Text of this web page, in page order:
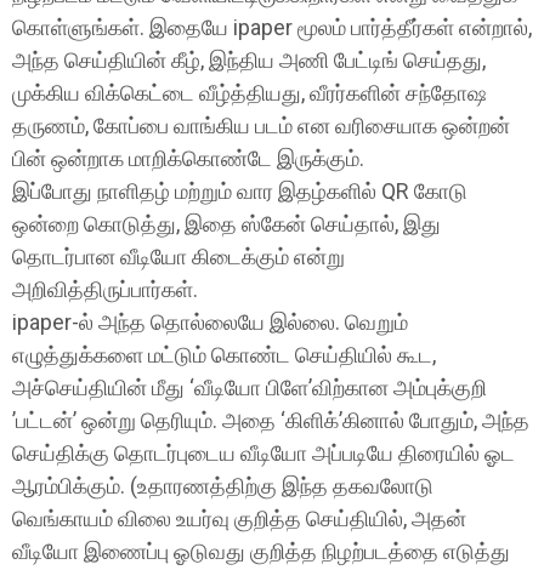
கொள்ளுங்கள். இதையே ipaper மூலம் பார்த்தீர்கள் என்றால்,
அந்த செய்தியின் கீழ், இந்திய அணி பேட்டிங் செய்தது,
முக்கிய விக்கெட்டை வீழ்த்தியது, வீரர்களின் சந்தோஷ
தருணம், கோப்பை வாங்கிய படம் என வரிசையாக ஒன்றன்
பின் ஒன்றாக மாறிக்கொண்டே இருக்கும்.
இப்போது நாளிதழ் மற்றும் வார இதழ்களில் QR கோடு
ஒன்றை கொடுத்து, இதை ஸ்கேன் செய்தால், இது
தொடர்பான வீடியோ கிடைக்கும் என்று
அறிவித்திருப்பார்கள்.
ipaper-ல் அந்த தொல்லையே இல்லை. வெறும்
எழுத்துக்களை மட்டும் கொண்ட செய்தியில் கூட,
அச்செய்தியின் மீது ‘வீடியோ பிளே’விற்கான அம்புக்குறி
’பட்டன்’ ஒன்று தெரியும். அதை ‘கிளிக்’கினால் போதும், அந்த
செய்திக்கு தொடர்புடைய வீடியோ அப்படியே திரையில் ஓட
ஆரம்பிக்கும். (உதாரணத்திற்கு இந்த தகவலோடு
வெங்காயம் விலை உயர்வு குறித்த செய்தியில், அதன்
வீடியோ இணைப்பு ஓடுவது குறித்த நிழற்படத்தை எடுத்து